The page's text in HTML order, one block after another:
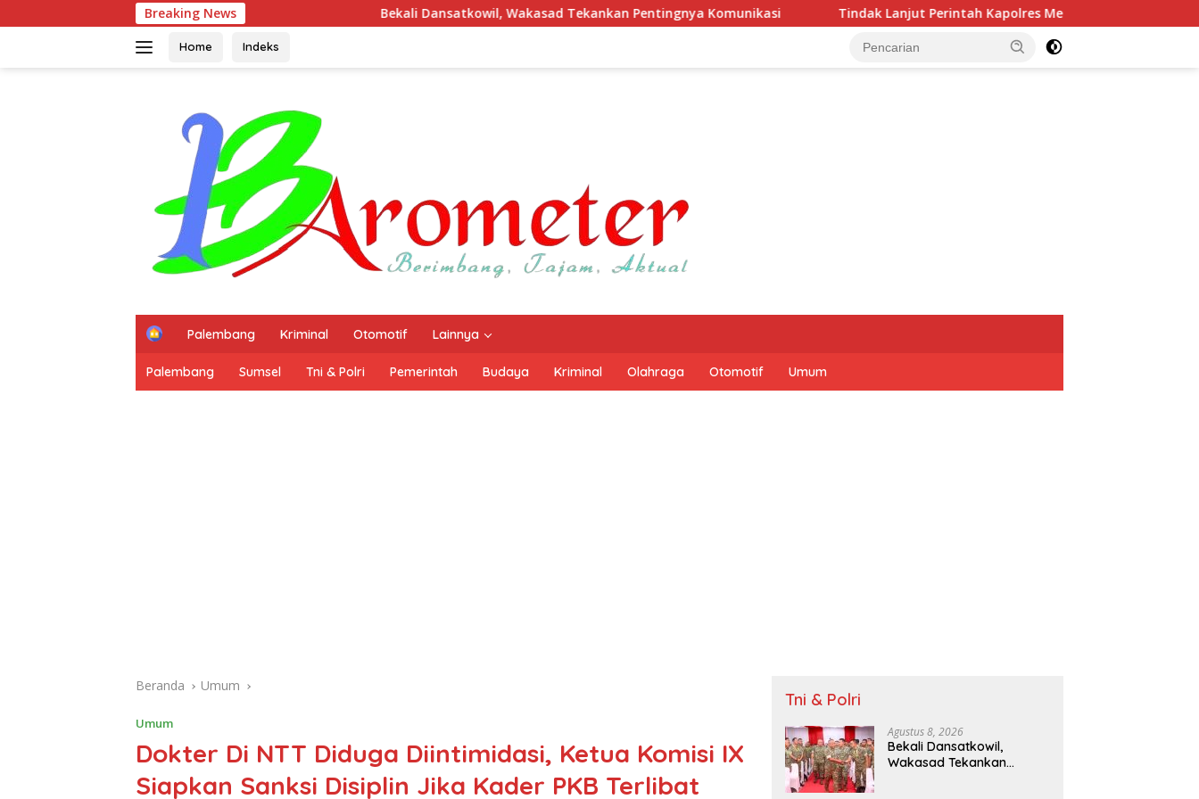
ke
Breaking News Bekali Dansatkowil, Wakasad Tekankan Pentingnya Komunikasi Tindak Lanjut Perintah Kapolres Mesuji, Seluruh Bhabinkamtibmas
Home Indeks
H
m
e
Palembang Kriminal Otomotif Lainnya
Palembang Sumsel Tni & Polri Pemerintah Budaya Kriminal Olahraga Otomotif Umum
Beranda Umum
Umum
Dokter Di NTT Diduga Diintimidasi, Ketua Komisi IX
Siapkan Sanksi Disiplin Jika Kader PKB Terlibat
Tni & Polri
Agustus 8, 2026
Bekali Dansatkowil,
Wakasad Tekankan